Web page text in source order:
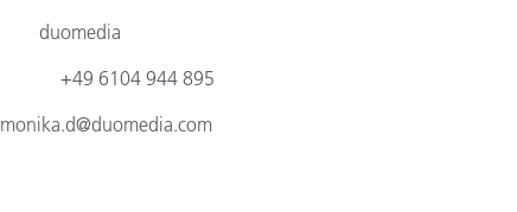
duomedia
+49 6104 944 895
monika.d@duomedia.com